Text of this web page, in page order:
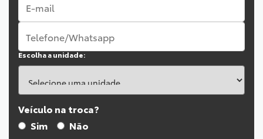
Escolha a unidade:
Veículo na troca?
Sim
Não